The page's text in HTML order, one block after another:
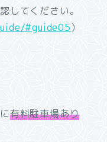
してください。
#guide05）
有料駐車場あり